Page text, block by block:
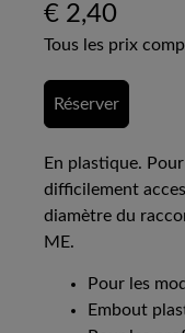
€ 2,40
Tous les prix
Réserver
En plastique.
difficilement
diamètre du
ME.
Pour les
Embout